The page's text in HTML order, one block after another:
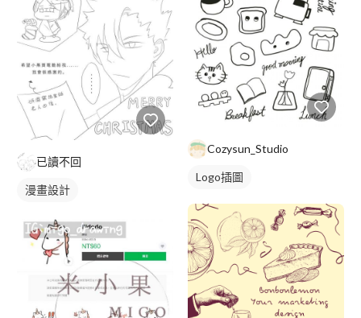
已讀不回
漫畫設計
Cozysun_Studio
Logo插圖